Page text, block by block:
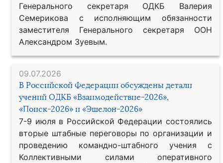
Генерального секретаря ОДКБ Валерия
Семерикова с исполняющим обязанности
заместителя Генерального секретаря ООН
Александром Зуевым.
09.07.2026
В Российской Федерации обсуждены детали
учений ОДКБ «Взаимодействие-2026»,
«Поиск-2026» и «Эшелон-2026»
7-9 июля в Российской Федерации состоялись
вторые штабные переговоры по организации и
проведению командно-штабного учения с
Коллективными силами оперативного